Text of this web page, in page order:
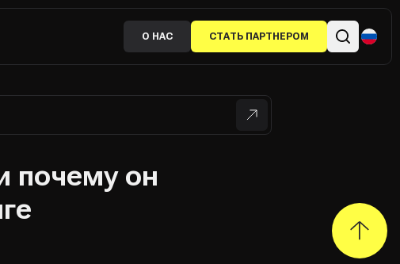
О НАС СТАТЬ ПАРТНЕРОМ
почему он